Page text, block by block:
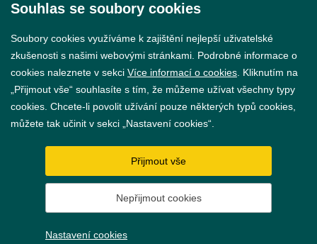
GDPR
Nastavení cookies
Souhlas se soubory cookies
Soubory cookies využíváme k zajištění nejlepší uživatelské
zkušenosti s našimi webovými stránkami. Podrobné informace o
cookies naleznete v sekci Více informací o cookies . Kliknutím na
„Přijmout vše“ souhlasíte s tím, že můžeme užívat všechny typy
cookies. Chcete-li povolit užívání pouze některých typů cookies,
můžete tak učinit v sekci „Nastavení cookies“.
Přijmout vše
Nepřijmout cookies
Nastavení cookies